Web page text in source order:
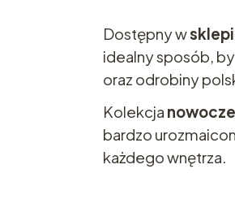
Dostępny w
idealny sposób,
oraz odrobiny
Kolekcja
bardzo
każdego wnętrza.